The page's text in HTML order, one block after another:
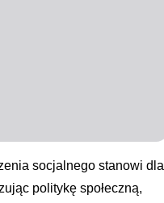
socjalnego stanowi dla
politykę społeczną,